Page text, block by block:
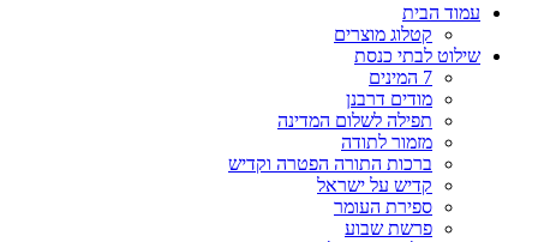
עמוד הבית
קטלוג מוצרים
שילוט לבתי כנסת
7 המינים
מודים דרבנן
תפילה לשלום המדינה
מזמור לתודה
ברכות התורה הפטרה וקדיש
קדיש על ישראל
ספירת העומר
פרשת שבוע